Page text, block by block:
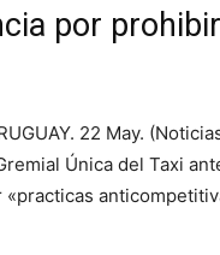
por
22 May.
Única del Taxi
«practicas